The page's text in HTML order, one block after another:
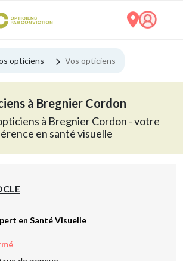
opticiens Vos opticiens
à Bregnier Cordon
à Bregnier Cordon - votre
en santé visuelle
en Santé Visuelle